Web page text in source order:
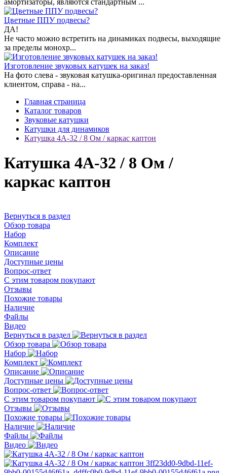
амортизаторы, являются стандартным ...
Цветные ППУ подвесы?
ДА!
Не часто можно встретить на динамиках подвесы, выходящие
за пределы монохр...
Изготовление звуковых катушек на заказ!
На фото слева - звуковая катушка-оригинал предоставленная
клиентом, справа - на...
Главная страница
Каталог товаров
Звуковые катушки
Катушки для динамиков
Катушка 4А-32 / 8 Ом / каркас каптон
Катушка 4А-32 / 8 Ом /
каркас каптон
Вернуться в раздел
Обзор товара
Набор
Комплект
Описание
Доступные цены
Вопрос-ответ
С этим товаром покупают
Отзывы
Похожие товары
Наличие
Файлы
Видео
Вернуться в раздел
Обзор товара
Набор
Комплект
Описание
Доступные цены
Вопрос-ответ
С этим товаром покупают
Отзывы
Похожие товары
Наличие
Файлы
Видео